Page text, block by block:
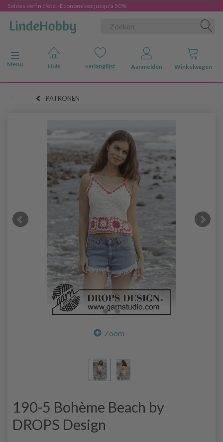
Soldes de fin d'été - Économisez jusqu'à 50%
Navigatie in-/uitschakelen
Menu
Huis verlanglijst Aanmelden Winkelwagen
PATRONEN
Zoom
190-5 Bohème Beach by
DROPS Design